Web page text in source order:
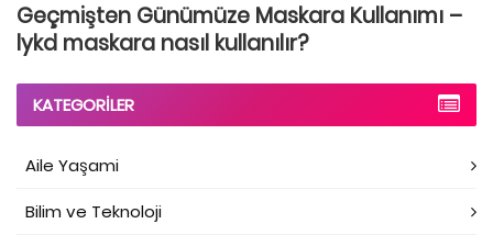
Geçmişten Günümüze Maskara Kullanımı –
lykd maskara nasıl kullanılır?
KATEGORILER
Aile Yaşami
Bilim ve Teknoloji